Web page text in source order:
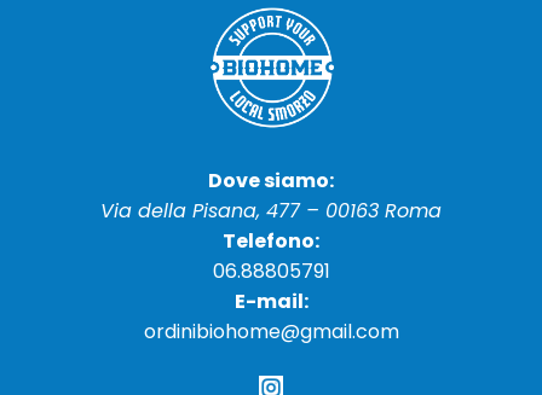
Dove siamo:
Via della Pisana, 477 – 00163 Roma
Telefono:
06.88805791
E-mail:
ordinibiohome@gmail.com